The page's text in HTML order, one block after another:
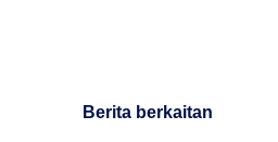
Berita berkaitan